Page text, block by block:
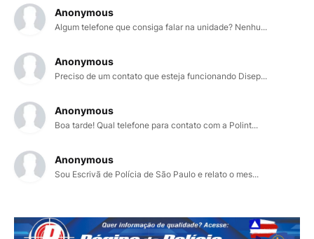
Anonymous
Algum telefone que consiga falar na unidade? Nenhu...
Anonymous
Preciso de um contato que esteja funcionando Disep...
Anonymous
Boa tarde! Qual telefone para contato com a Polint...
Anonymous
Sou Escrivã de Polícia de São Paulo e relato o mes...